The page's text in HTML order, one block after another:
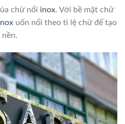
chữ nổi inox. Với bề mặt chữ
uốn nổi theo tỉ lệ chữ để tạo